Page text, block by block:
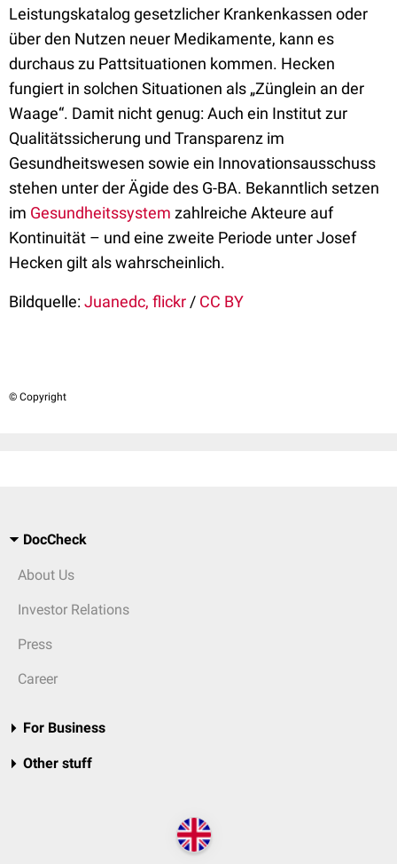
Leistungskatalog gesetzlicher Krankenkassen oder
über den Nutzen neuer Medikamente, kann es
durchaus zu Pattsituationen kommen. Hecken
fungiert in solchen Situationen als „Zünglein an der
Waage“. Damit nicht genug: Auch ein Institut zur
Qualitätssicherung und Transparenz im
Gesundheitswesen sowie ein Innovationsausschuss
stehen unter der Ägide des G-BA. Bekanntlich setzen
im Gesundheitssystem zahlreiche Akteure auf
Kontinuität – und eine zweite Periode unter Josef
Hecken gilt als wahrscheinlich.
Bildquelle:Juanedc, flickr / CC BY
© Copyright
DocCheck
About Us
Investor Relations
Press
Career
For Business
Other stuff